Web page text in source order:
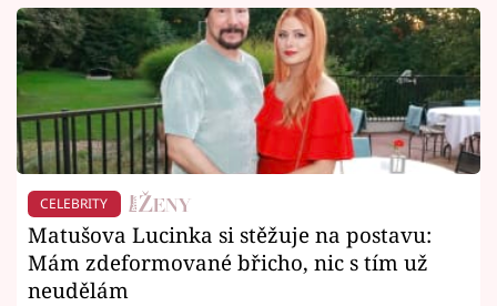
CELEBRITY
Matušova Lucinka si stěžuje na postavu:
Mám zdeformované břicho, nic s tím už
neudělám